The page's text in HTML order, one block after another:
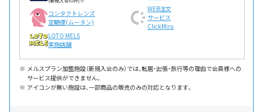
コンタクトレンズ
定期便(ムータン)
WEB注文
サービス
ClickMiru
LOTO MELS
実施店舗
メルスプラン加盟施設（新規入会のみ）では、転居・出張・旅行等の理由で会員様への
サービス提供ができません。
アイコンが無い施設は、一部商品の販売のみの対応となります。